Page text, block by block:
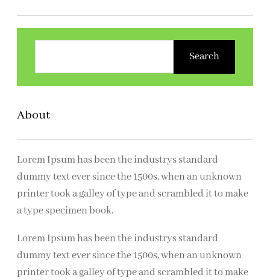
k
n
Search
About
Lorem Ipsum has been the industrys standard
dummy text ever since the 1500s, when an unknown
printer took a galley of type and scrambled it to make
a type specimen book.
Lorem Ipsum has been the industrys standard
dummy text ever since the 1500s, when an unknown
printer took a galley of type and scrambled it to make